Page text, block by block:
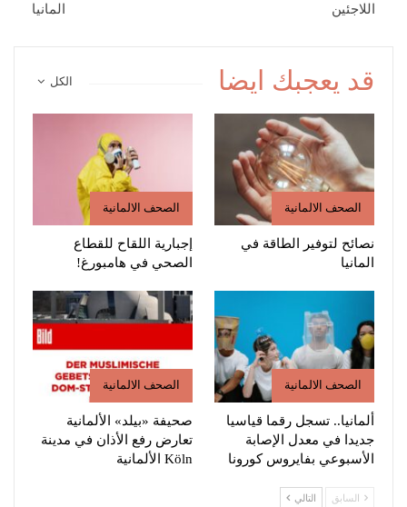
اللاجئين
المانيا
الكل قد يعجبك ايضا
الصحف الالمانية
نصائح لتوفير الطاقة في
المانيا
الصحف الالمانية
إجبارية اللقاح للقطاع
الصحي في هامبورغ!
الصحف الالمانية
ألمانيا.. تسجل رقما قياسيا
جديدا في معدل الإصابة
الأسبوعي بفايروس كورونا
الصحف الالمانية
صحيفة «بيلد» الألمانية
تعارض رفع الأذان في مدينة
Köln الألمانية
السابق التالي